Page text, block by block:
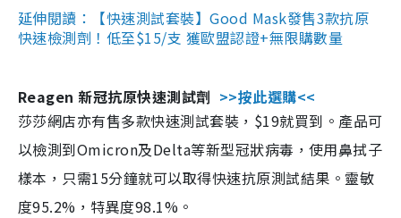
延伸閱讀：【快速測試套裝】Good Mask發售3款抗原
快速檢測劑！低至$15/支 獲歐盟認證+無限購數量
Reagen 新冠抗原快速測試劑 >>按此選購<<
莎莎網店亦有售多款快速測試套裝，$19就買到。產品可
以檢測到Omicron及Delta等新型冠狀病毒，使用鼻拭子
樣本，只需15分鐘就可以取得快速抗原測試結果。靈敏
度95.2%，特異度98.1%。